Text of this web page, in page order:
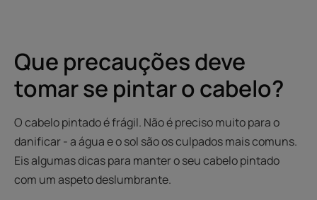
Que precauções deve
tomar se pintar o cabelo?
O cabelo pintado é frágil. Não é preciso muito para o
danificar - a água e o sol são os culpados mais comuns.
Eis algumas dicas para manter o seu cabelo pintado
com um aspeto deslumbrante.